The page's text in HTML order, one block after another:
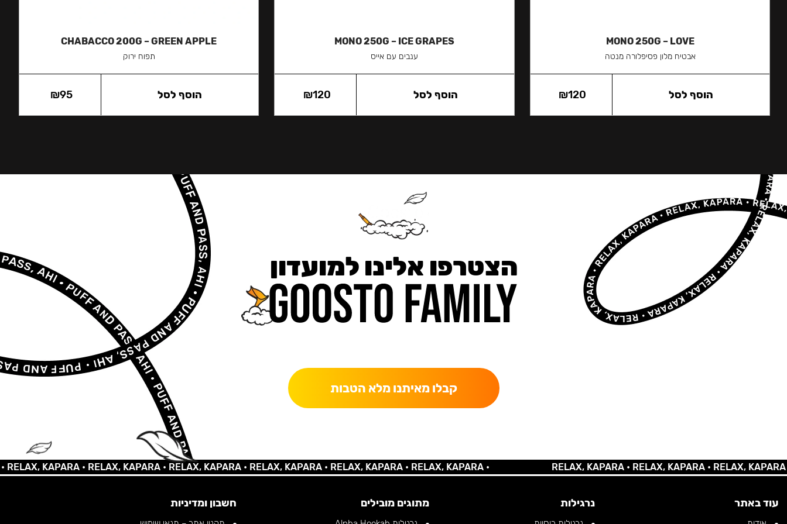
MONO 250G – LOVE
אבטיח מלון פסיפלורה מנטה
₪120 הוסף לסל
MONO 250G – ICE GRAPES
ענבים עם אייס
₪120 הוסף לסל
CHABACCO 200G – GREEN APPLE
תפוח ירוק
₪95 הוסף לסל
הצטרפו אלינו למועדון
קבלו מאיתנו מלא הטבות
KAPARA •RELAX, KAPARA •RELAX, KAPARA •RELAX, KAPARA •RELAX, KAPARA •RELAX, KAPARA • RELAX, KAPARA •RELAX, KAPARA •RELAX, KAPARA •
עוד באתר נרגילות מתוגים מובילים חשבון ומדיניות